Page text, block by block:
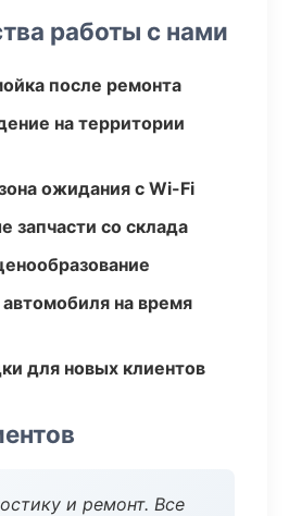
работы с нами
после ремонта
на территории
ожидания с Wi-Fi
запчасти со склада
на время
для новых клиентов
и ремонт. Все